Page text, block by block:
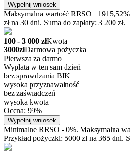
Wypełnij wniosek
Maksymalna wartość RRSO -
zł na 30 dni. Suma do zapłaty: 3 200 zł.
100 - 3 000 złKwota
3000złDarmowa pożyczka
Pierwsza za darmo
Wypłata w ten sam dzień
bez sprawdzania BIK
wysoka przyznawalność
bez zaświadczeń
wysoka kwota
Ocena: 99%
Wypełnij wniosek
Minimalne RRSO - 0%. Maksymalna
Przykład pożyczki: 5000 zł na 365 dni.